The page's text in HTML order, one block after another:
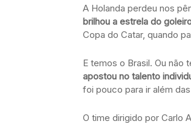
A Holanda perdeu nos
brilhou a estrela do
Copa do Catar, quando
E temos o Brasil. Ou não
apostou no talento
foi pouco para ir além
O time dirigido por Carlo